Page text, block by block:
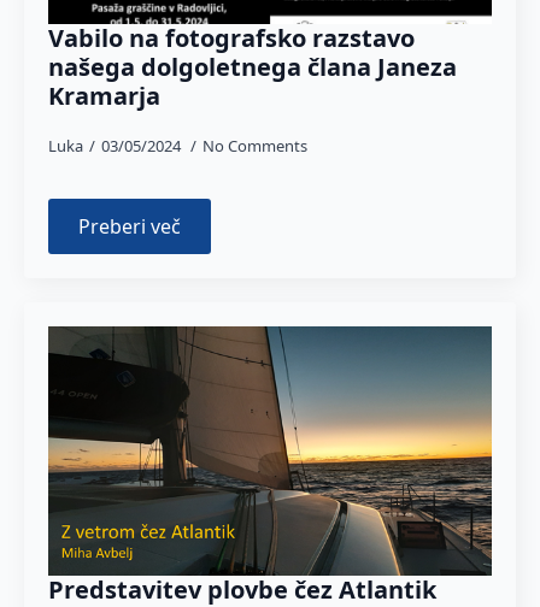
Vabilo na fotografsko razstavo
našega dolgoletnega člana Janeza
Kramarja
Luka 03/05/2024 No Comments
Preberi več
Predstavitev plovbe čez Atlantik